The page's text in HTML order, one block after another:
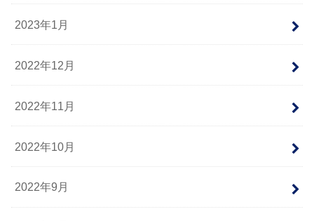
2023年1月
2022年12月
2022年11月
2022年10月
2022年9月